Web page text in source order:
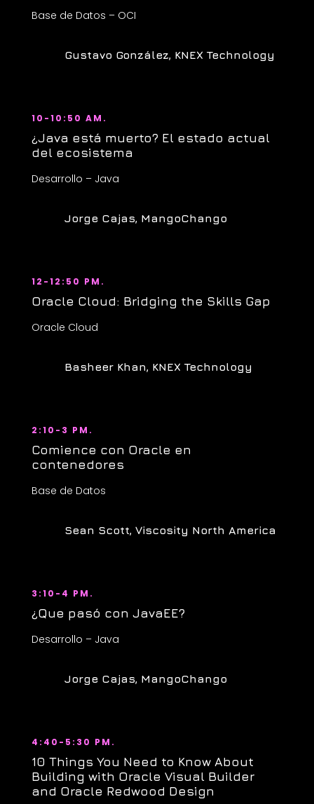
Base de Datos – OCI
Gustavo González, KNEX Technology
10-10:50 AM.
¿Java está muerto? El estado actual
del ecosistema
Desarrollo – Java
Jorge Cajas, MangoChango
12-12:50 PM.
Oracle Cloud: Bridging the Skills Gap
Oracle Cloud
Basheer Khan, KNEX Technology
2:10-3 PM.
Comience con Oracle en
contenedores
Base de Datos
Sean Scott, Viscosity North America
3:10-4 PM.
¿Que pasó con JavaEE?
Desarrollo – Java
Jorge Cajas, MangoChango
4:40-5:30 PM.
10 Things You Need to Know About
Building with Oracle Visual Builder
and Oracle Redwood Design